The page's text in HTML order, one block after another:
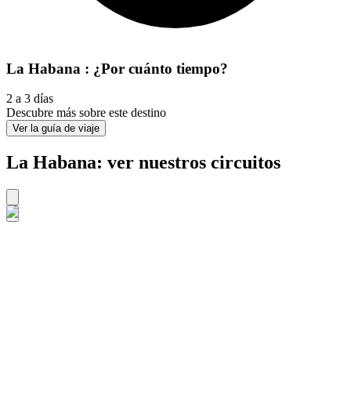
La Habana : ¿Por cuánto tiempo?
2 a 3 días
Descubre más sobre este destino
Ver la guía de viaje
La Habana: ver nuestros circuitos